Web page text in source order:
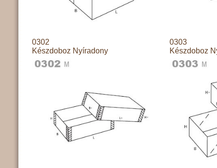
0302
Készdoboz Nyíradony
0303
Készdoboz